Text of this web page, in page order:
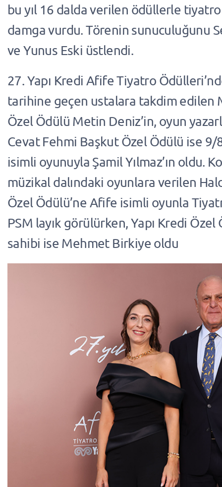
bu yıl 16 dalda verilen ödüllerle tiyatro
damga vurdu. Törenin sunuculuğunu
ve Yunus Eski üstlendi.
27. Yapı Kredi Afife Tiyatro
tarihine geçen ustalara takdim edilen
Özel Ödülü Metin Deniz’in, oyun
Cevat Fehmi Başkut Özel Ödülü ise 9/
isimli oyunuyla Şamil Yılmaz’ın oldu.
müzikal dalındaki oyunlara verilen
Özel Ödülü’ne Afife isimli oyunla
PSM layık görülürken, Yapı Kredi Özel
sahibi ise Mehmet Birkiye oldu